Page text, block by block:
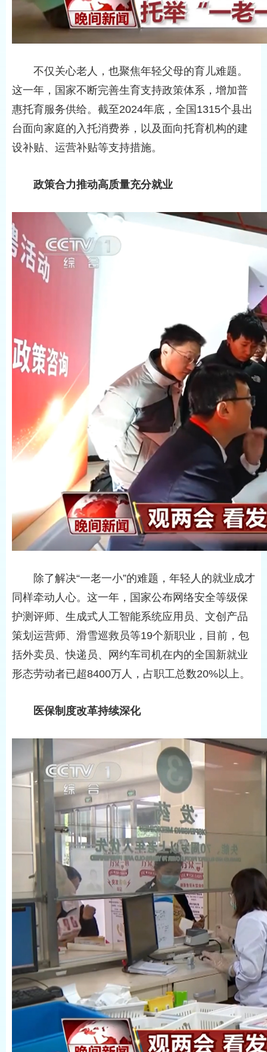
不仅关心老人，也聚焦年轻父母的育儿难题。
这一年，国家不断完善生育支持政策体系，增加普
惠托育服务供给。截至2024年底，全国1315个县出
台面向家庭的入托消费券，以及面向托育机构的建
设补贴、运营补贴等支持措施。
政策合力推动高质量充分就业
除了解决“一老一小”的难题，年轻人的就业成才
同样牵动人心。这一年，国家公布网络安全等级保
护测评师、生成式人工智能系统应用员、文创产品
策划运营师、滑雪巡救员等19个新职业，目前，包
括外卖员、快递员、网约车司机在内的全国新就业
形态劳动者已超8400万人，占职工总数20%以上。
医保制度改革持续深化